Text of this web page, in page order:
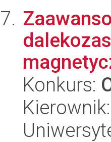
Konkurs: